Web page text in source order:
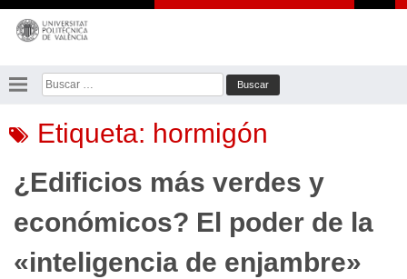
Saltar
contenido
Buscar:
Etiqueta: hormigón
¿Edificios más verdes y
económicos? El poder de la
«inteligencia de enjambre»